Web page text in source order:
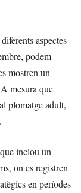
aspectes
podem
mostren un
mesura que
plomatge adult,
inclou un
on es registren
en períodes